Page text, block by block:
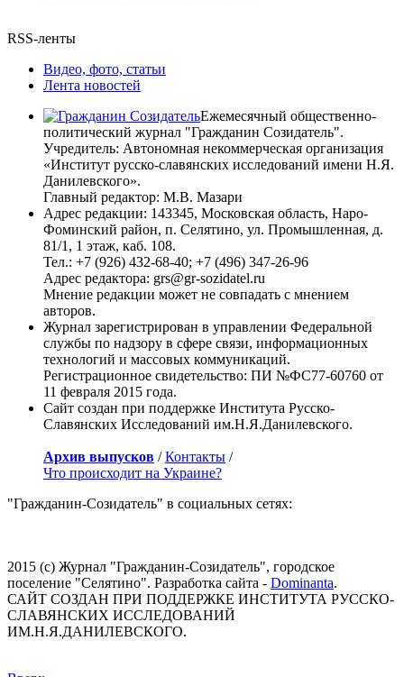
RSS-ленты
Видео, фото, статьи
Лента новостей
Ежемесячный общественно-
политический журнал "Гражданин Созидатель".
Учредитель: Автономная некоммерческая организация
«Институт русско-славянских исследований имени Н.Я.
Данилевского».
Главный редактор: М.В. Мазари
Адрес редакции: 143345, Московская область, Наро-
Фоминский район, п. Селятино, ул. Промышленная, д.
81/1, 1 этаж, каб. 108.
Тел.: +7 (926) 432-68-40; +7 (496) 347-26-96
Адрес редактора: grs@gr-sozidatel.ru
Мнение редакции может не совпадать с мнением
авторов.
Журнал зарегистрирован в управлении Федеральной
службы по надзору в сфере связи, информационных
технологий и массовых коммуникаций.
Регистрационное свидетельство: ПИ №ФС77-60760 от
11 февраля 2015 года.
Сайт создан при поддержке Института Русско-
Славянских Исследований им.Н.Я.Данилевского.
Архив выпусков /Контакты /
Что происходит на Украине?
"Гражданин-Созидатель" в социальных сетях:
2015 (с) Журнал "Гражданин-Созидатель", городское
поселение "Селятино". Разработка сайта - Dominanta.
САЙТ СОЗДАН ПРИ ПОДДЕРЖКЕ ИНСТИТУТА РУССКО-
СЛАВЯНСКИХ ИССЛЕДОВАНИЙ
ИМ.Н.Я.ДАНИЛЕВСКОГО.